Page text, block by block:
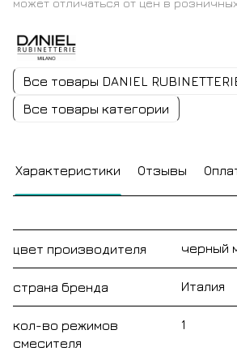
Все товары DANIEL
Все товары категории
Характеристики Отзывы
цвет производителя черный
страна бренда Италия
кол-во режимов
смесителя
1